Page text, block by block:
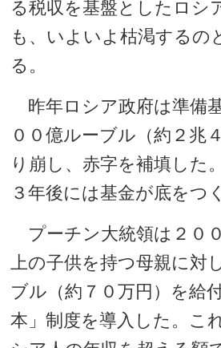
る税収を基盤としたロシ
も、いよいよ枯渇するの
る。
昨年ロシア政府は準備
００億ルーブル（約２兆
り崩し、赤字を補填した
３年後には基金が底をつ
プーチン大統領は２０
上の子供を持つ母親に対
ブル（約７０万円）を給
本」制度を導入した。こ